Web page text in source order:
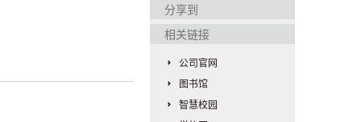
分享到
相关链接
公司官网
图书馆
智慧校园